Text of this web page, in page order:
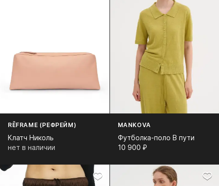
RĒFRAME (РЕФРЕЙМ)
Клатч Николь
нет в наличии
MANKOVA
Футболка-поло В пути
10 900⁠ ⁠₽